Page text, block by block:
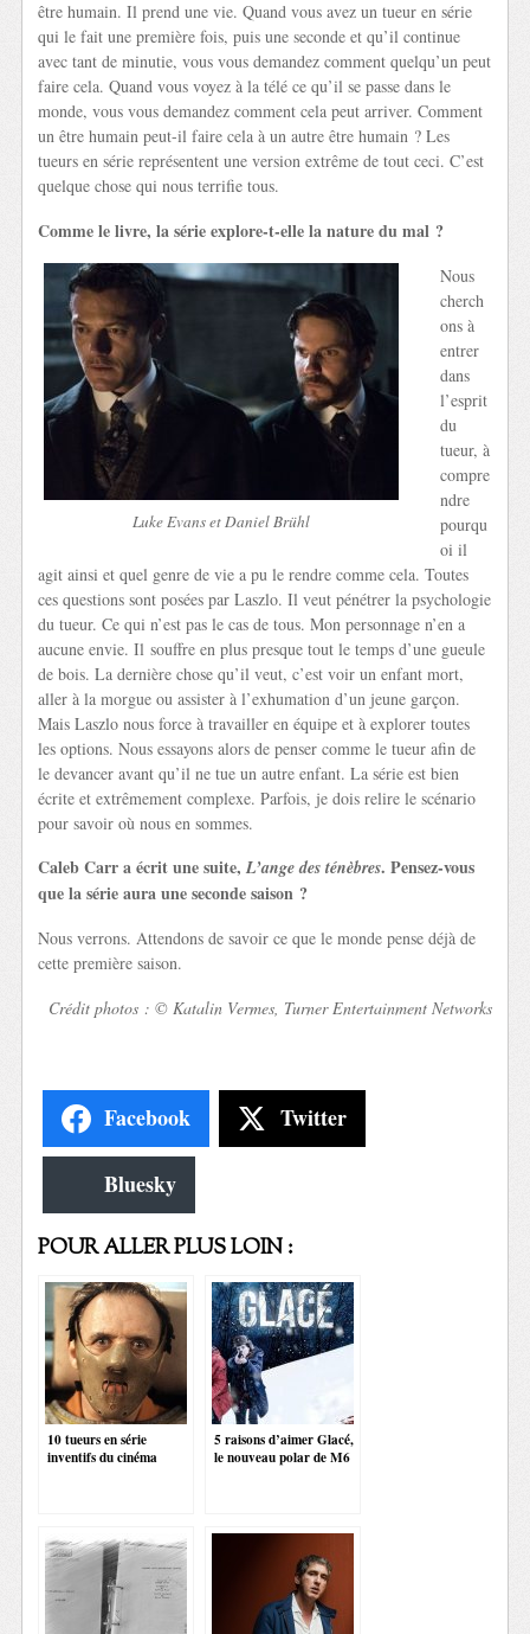
être humain. Il prend une vie. Quand vous avez un tueur en série
qui le fait une première fois, puis une seconde et qu’il continue
avec tant de minutie, vous vous demandez comment quelqu’un peut
faire cela. Quand vous voyez à la télé ce qu’il se passe dans le
monde, vous vous demandez comment cela peut arriver. Comment
un être humain peut-il faire cela à un autre être humain ? Les
tueurs en série représentent une version extrême de tout ceci. C’est
quelque chose qui nous terrifie tous.
Comme le livre, la série explore-t-elle la nature du mal ?
Luke Evans et Daniel Brühl
Nous
cherch
ons à
entrer
dans
l’esprit
du
tueur, à
compre
ndre
pourqu
oi il
agit ainsi et quel genre de vie a pu le rendre comme cela. Toutes
ces questions sont posées par Laszlo. Il veut pénétrer la psychologie
du tueur. Ce qui n’est pas le cas de tous. Mon personnage n’en a
aucune envie. Il souffre en plus presque tout le temps d’une gueule
de bois. La dernière chose qu’il veut, c’est voir un enfant mort,
aller à la morgue ou assister à l’exhumation d’un jeune garçon.
Mais Laszlo nous force à travailler en équipe et à explorer toutes
les options. Nous essayons alors de penser comme le tueur afin de
le devancer avant qu’il ne tue un autre enfant. La série est bien
écrite et extrêmement complexe. Parfois, je dois relire le scénario
pour savoir où nous en sommes.
Caleb Carr a écrit une suite,L’ange des ténèbres. Pensez-vous
que la série aura une seconde saison ?
Nous verrons. Attendons de savoir ce que le monde pense déjà de
cette première saison.
Crédit photos : © Katalin Vermes, Turner Entertainment Networks
Facebook Twitter
Bluesky
POUR ALLER PLUS LOIN :
10 tueurs en série
inventifs du cinéma
5 raisons d’aimer Glacé,
le nouveau polar de M6